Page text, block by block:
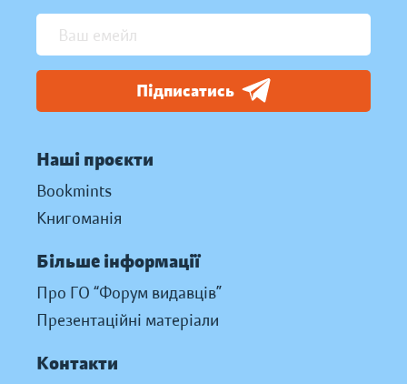
Підписатись
Наші проєкти
Bookmints
Книгоманія
Більше інформації
Про ГО “Форум видавців”
Презентаційні матеріали
Контакти